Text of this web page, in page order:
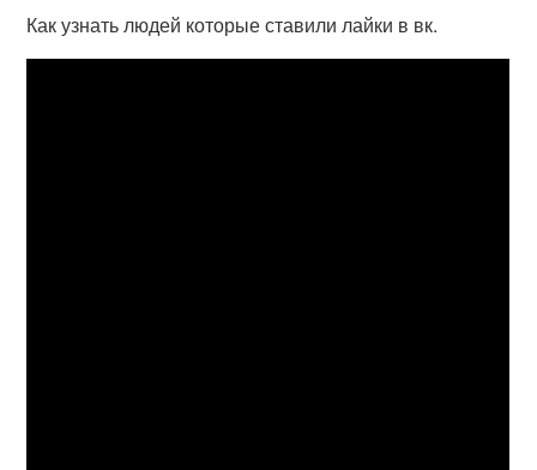
Как узнать людей которые ставили лайки в вк.